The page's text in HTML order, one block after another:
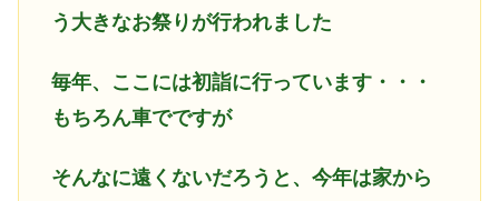
う大きなお祭りが行われました
毎年、ここには初詣に行っています・・・
もちろん車でですが
そんなに遠くないだろうと、今年は家から